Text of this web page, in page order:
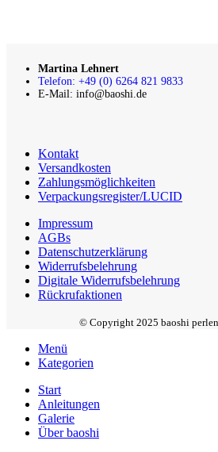
Martina Lehnert
Telefon: +49 (0) 6264 821 9833
E-Mail: info@baoshi.de
Kontakt
Versandkosten
Zahlungsmöglichkeiten
Verpackungsregister/LUCID
Impressum
AGBs
Datenschutzerklärung
Widerrufsbelehrung
Digitale Widerrufsbelehrung
Rückrufaktionen
© Copyright 2025 baoshi
Menü
Kategorien
Start
Anleitungen
Galerie
Über baoshi